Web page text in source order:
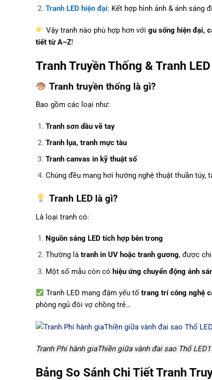
Tranh LED hiện đại: Kết hợp hình ảnh & ánh sáng
Vậy tranh nào phù hợp hơn vớigu sống hiện đại,
tiết từ A–Z!
Tranh Truyền Thống & Tranh
Tranh truyền thống là gì?
Bao gồm các loại như:
Tranh sơn dầu vẽ tay
Tranh lụa, tranh mực tàu
Tranh canvas in kỹ thuật số
Chúng đều mang hơi hướng nghệ thuật thuần túy,
Tranh LED là gì?
Là loại tranh có:
Nguồn sáng LED tích hợp bên trong
Thường là tranh in UV hoặc tranh gương, được
Một số mẫu còn có hiệu ứng chuyển động ánh
Tranh LED mang đậm yếu tốtrang trí công nghệ
phòng ngủ đôi vợ chồng trẻ…
Tranh Phi hành giaThiền giữa vành đai sao Thổ
Bảng So Sánh Chi Tiết Tranh